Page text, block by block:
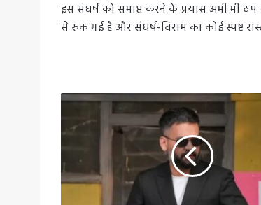
इस संघर्ष को समाप्त करने के प्रयास अभी भी
से रुक गई है और संघर्ष-विराम का कोई स्पष्ट